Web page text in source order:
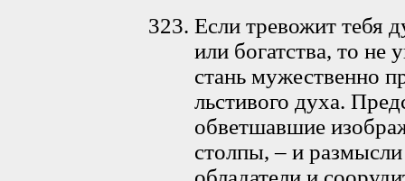
Если тревожит тебя
или богатства, то не
стань мужественно
льстивого духа.
обветшавшие
столпы, – и